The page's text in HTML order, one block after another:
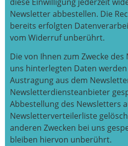
Newsletter abbestellen. Die
bereits erfolgten
vom Widerruf unberührt.
Die von Ihnen zum Zwecke
uns hinterlegten Daten
Austragung aus dem
Newsletterdiensteanbieter
Abbestellung des Newsletters
Newsletterverteilerliste
anderen Zwecken bei uns
bleiben hiervon unberührt.